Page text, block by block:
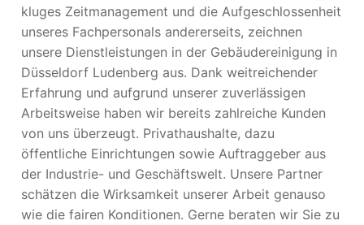
kluges Zeitmanagement und die Aufgeschlossenheit
unseres Fachpersonals andererseits, zeichnen
unsere Dienstleistungen in der Gebäudereinigung in
Düsseldorf Ludenberg aus. Dank weitreichender
Erfahrung und aufgrund unserer zuverlässigen
Arbeitsweise haben wir bereits zahlreiche Kunden
von uns überzeugt. Privathaushalte, dazu
öffentliche Einrichtungen sowie Auftraggeber aus
der Industrie- und Geschäftswelt. Unsere Partner
schätzen die Wirksamkeit unserer Arbeit genauso
wie die fairen Konditionen. Gerne beraten wir Sie zu